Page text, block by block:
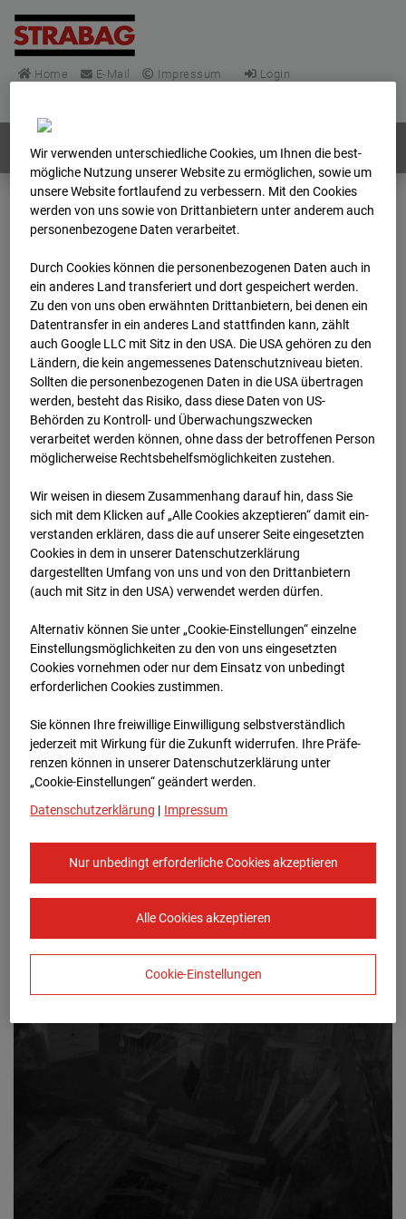
Home E-Mail Impressum
Login
Webcams: Alle Länder
Deutschland
Archiv
2025 12 01 17:32
BC-148 - BV-Frankfurt
EÜ Isenburger
Schneise (Cam 1)
Isenburger Schneise 40, 60528 Frankfurt
Archivdatum:01.12.2025 17:32,
Europe/Berlin
Wir verwenden unterschiedliche Cookies, um Ihnen die best­
mögliche Nutzung unserer Website zu ermöglichen, sowie um
unsere Website fortlaufend zu verbessern. Mit den Cookies
werden von uns sowie von Drittanbietern unter anderem auch
personenbezogene Daten verarbeitet.
Durch Cookies können die personenbezogenen Daten auch in
ein anderes Land transferiert und dort gespeichert werden.
Zu den von uns oben erwähnten Drittanbietern, bei denen ein
Datentransfer in ein anderes Land stattfinden kann, zählt
auch Google LLC mit Sitz in den USA. Die USA gehören zu den
Ländern, die kein angemessenes Datenschutzniveau bieten.
Sollten die personenbezogenen Daten in die USA übertragen
werden, besteht das Risiko, dass diese Daten von US-
Behörden zu Kontroll- und Überwachungszwecken
verarbeitet werden können, ohne dass der betroffenen Person
möglicherweise Rechtsbehelfsmöglichkeiten zustehen.
Wir weisen in diesem Zusammenhang darauf hin, dass Sie
sich mit dem Klicken auf „Alle Cookies akzeptieren“ damit ein­
ver­standen erklären, dass die auf unserer Seite eingesetzten
Cookies in dem in unserer Datenschutzerklärung
dargestellten Umfang von uns und von den Drittanbietern
(auch mit Sitz in den USA) verwendet werden dürfen.
Alternativ können Sie unter „Cookie-Einstellungen“ einzelne
Einstellungsmöglichkeiten zu den von uns eingesetzten
Cookies vornehmen oder nur dem Einsatz von unbedingt
erforderlichen Cookies zustimmen.
Sie können Ihre freiwillige Einwilligung selbstverständlich
jederzeit mit Wirkung für die Zukunft widerrufen. Ihre Prä­fe­
renzen können in unserer Datenschutzerklärung unter
„Cookie-Einstellungen“ geändert werden.
Datenschutzerklärung | Impressum
Nur unbedingt erforderliche Cookies akzeptieren
Alle Cookies akzeptieren
Cookie-Einstellungen